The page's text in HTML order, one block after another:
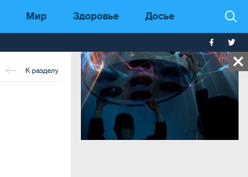
Мир Здоровье Досье
К разделу